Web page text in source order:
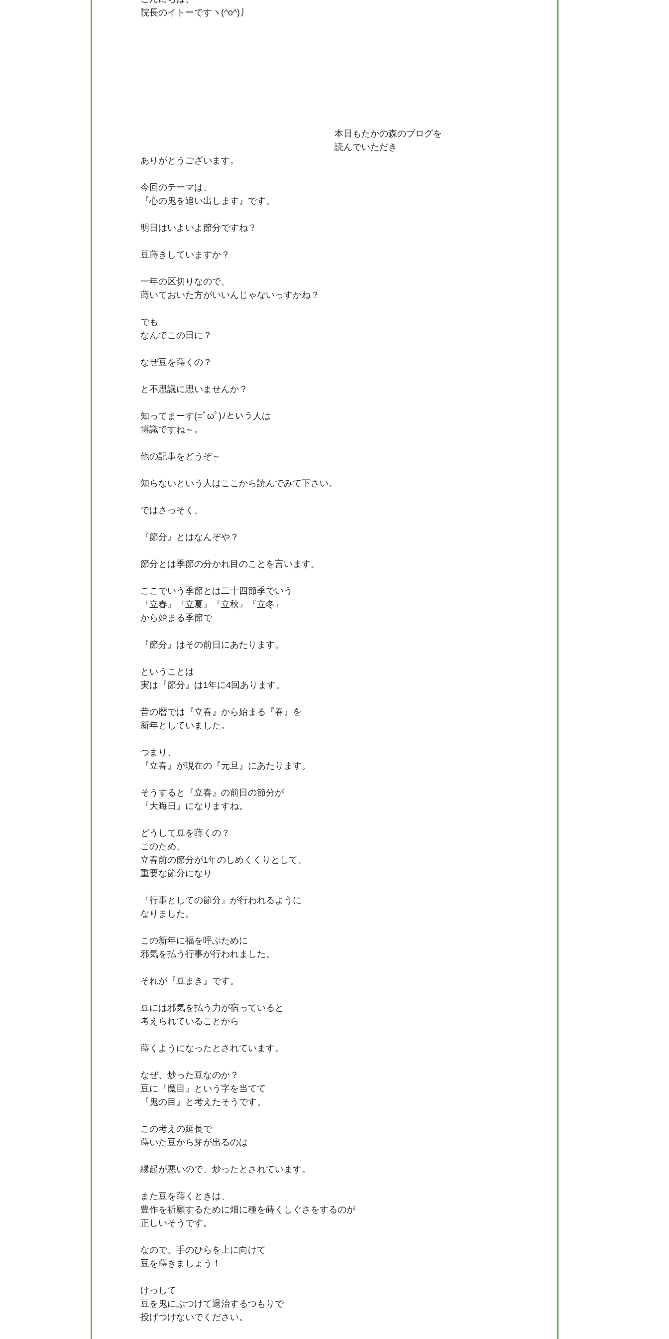
院長のイトーですヽ(^o^)丿
本日もたかの森のブログを
読んでいただき
ありがとうございます。
今回のテーマは、
『心の鬼を追い出します』です。
明日はいよいよ節分ですね？
豆蒔きしていますか？
一年の区切りなので、
蒔いておいた方がいいんじゃないっすかね？
でも
なんでこの日に？
なぜ豆を蒔くの？
と不思議に思いませんか？
知ってまーす(=ﾟωﾟ)ﾉという人は
博識ですね～。
他の記事をどうぞ～
知らないという人はここから読んでみて下さい。
ではさっそく、
『節分』とはなんぞや？
節分とは季節の分かれ目のことを言います。
ここでいう季節とは二十四節季でいう
『立春』『立夏』『立秋』『立冬』
から始まる季節で
『節分』はその前日にあたります。
ということは
実は『節分』は1年に4回あります。
昔の暦では『立春』から始まる『春』を
新年としていました。
つまり、
『立春』が現在の『元旦』にあたります。
そうすると『立春』の前日の節分が
『大晦日』になりますね。
どうして豆を蒔くの？
このため、
立春前の節分が1年のしめくくりとして、
重要な節分になり
『行事としての節分』が行われるように
なりました。
この新年に福を呼ぶために
邪気を払う行事が行われました。
それが『豆まき』です。
豆には邪気を払う力が宿っていると
考えられていることから
蒔くようになったとされています。
なぜ、炒った豆なのか？
豆に『魔目』という字を当てて
『鬼の目』と考えたそうです。
この考えの延長で
蒔いた豆から芽が出るのは
縁起が悪いので、炒ったとされています。
また豆を蒔くときは、
豊作を祈願するために畑に種を蒔くしぐさをするのが
正しいそうです。
なので、手のひらを上に向けて
豆を蒔きましょう！
けっして
豆を鬼にぶつけて退治するつもりで
投げつけないでください。